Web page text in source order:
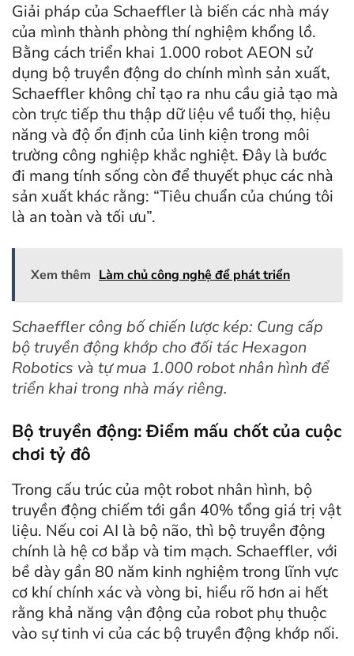
Giải pháp của Schaeffler là biến các nhà máy
của mình thành phòng thí nghiệm khổng lồ.
Bằng cách triển khai 1.000 robot AEON sử
dụng bộ truyền động do chính mình sản xuất,
Schaeffler không chỉ tạo ra nhu cầu giả tạo mà
còn trực tiếp thu thập dữ liệu về tuổi thọ, hiệu
năng và độ ổn định của linh kiện trong môi
trường công nghiệp khắc nghiệt. Đây là bước
đi mang tính sống còn để thuyết phục các nhà
sản xuất khác rằng: “Tiêu chuẩn của chúng tôi
là an toàn và tối ưu”.
Xem thêm Làm chủ công nghệ để phát triển
Schaeffler công bố chiến lược kép: Cung cấp
bộ truyền động khớp cho đối tác Hexagon
Robotics và tự mua 1.000 robot nhân hình để
triển khai trong nhà máy riêng.
Bộ truyền động: Điểm mấu chốt của cuộc
chơi tỷ đô
Trong cấu trúc của một robot nhân hình, bộ
truyền động chiếm tới gần 40% tổng giá trị vật
liệu. Nếu coi AI là bộ não, thì bộ truyền động
chính là hệ cơ bắp và tim mạch. Schaeffler, với
bề dày gần 80 năm kinh nghiệm trong lĩnh vực
cơ khí chính xác và vòng bi, hiểu rõ hơn ai hết
rằng khả năng vận động của robot phụ thuộc
vào sự tinh vi của các bộ truyền động khớp nối.